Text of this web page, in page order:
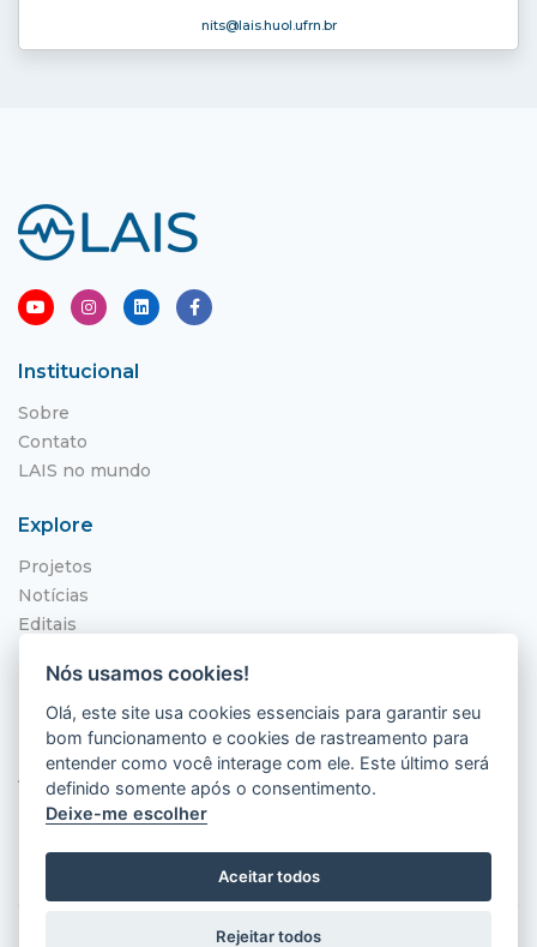
nits@lais.huol.ufrn.br
Institucional
Sobre
Contato
LAIS no mundo
Explore
Projetos
Notícias
Editais
Localização
Hospital Universitário Onofre Lopes - HUOL
Av. Nilo Peçanha, 620 - Petrópolis
Natal - RN, 59012-300
Nós usamos cookies!
Olá, este site usa cookies essenciais para garantir seu
bom funcionamento e cookies de rastreamento para
entender como você interage com ele. Este último será
definido somente após o consentimento.
Deixe-me escolher
Aceitar todos
Rejeitar todos